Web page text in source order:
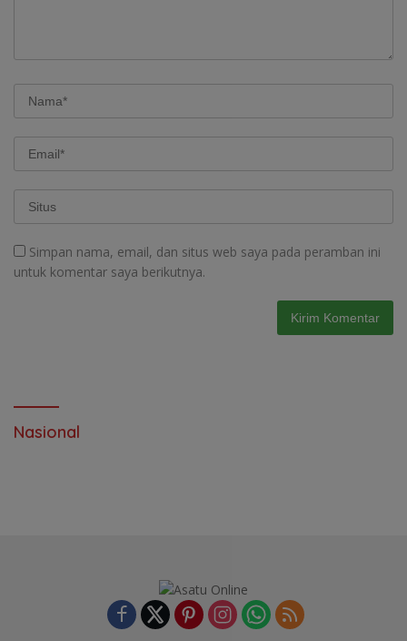
Simpan nama, email, dan situs web saya pada peramban ini
untuk komentar saya berikutnya.
Nasional